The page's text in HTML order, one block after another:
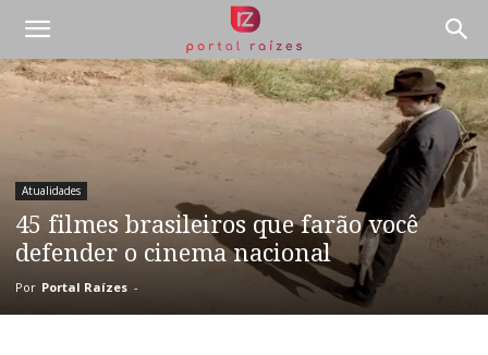
Atualidades
45 filmes brasileiros que farão você
defender o cinema nacional
Por Portal Raízes -